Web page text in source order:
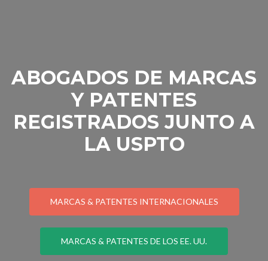
ABOGADOS DE MARCAS
Y PATENTES
REGISTRADOS JUNTO A
LA USPTO
MARCAS & PATENTES INTERNACIONALES
MARCAS & PATENTES DE LOS EE. UU.